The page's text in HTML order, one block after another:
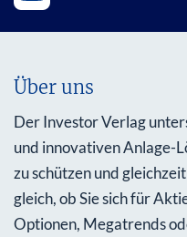
Über uns
Der Investor Verlag
und innovativen Anlage-
zu schützen und
gleich, ob Sie sich für
Optionen, Megatrends